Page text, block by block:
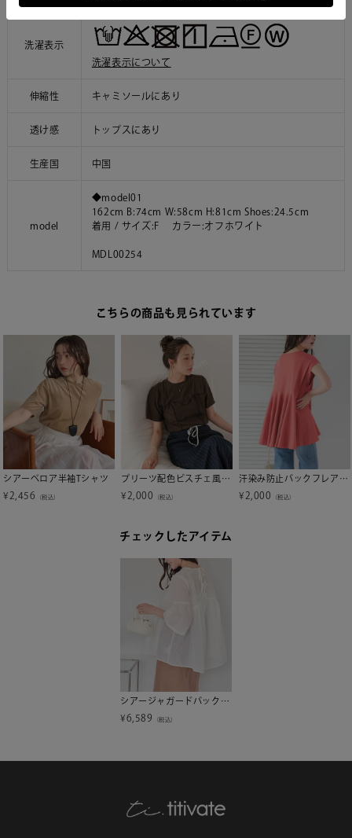
洗濯表示
洗濯表示について
伸縮性 キャミソールにあり
透け感 トップスにあり
生産国 中国
model
◆model01
162cm B:74cm W:58cm H:81cm Shoes:24.5cm
着用 / サイズ:F カラー:オフホワイト
MDL00254
こちらの商品も見られています
シアーベロア半袖Tシャツ
¥ 2,456 （税込）
プリーツ配色ビスチェ風プルオーバー【メール便可／100】
¥ 2,000 （税込）
汗染み防止バックフレアTシャツ【メール便可／100】
¥ 2,000 （税込）
チェックしたアイテム
シアージャガードバックリボントップス
¥6,589 （税込）